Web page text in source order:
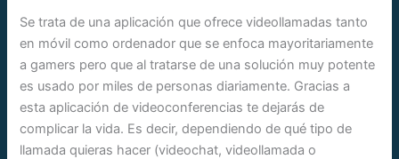
Se trata de una aplicación que ofrece videollamadas tanto
en móvil como ordenador que se enfoca mayoritariamente
a gamers pero que al tratarse de una solución muy potente
es usado por miles de personas diariamente. Gracias a
esta aplicación de videoconferencias te dejarás de
complicar la vida. Es decir, dependiendo de qué tipo de
llamada quieras hacer (videochat, videollamada o